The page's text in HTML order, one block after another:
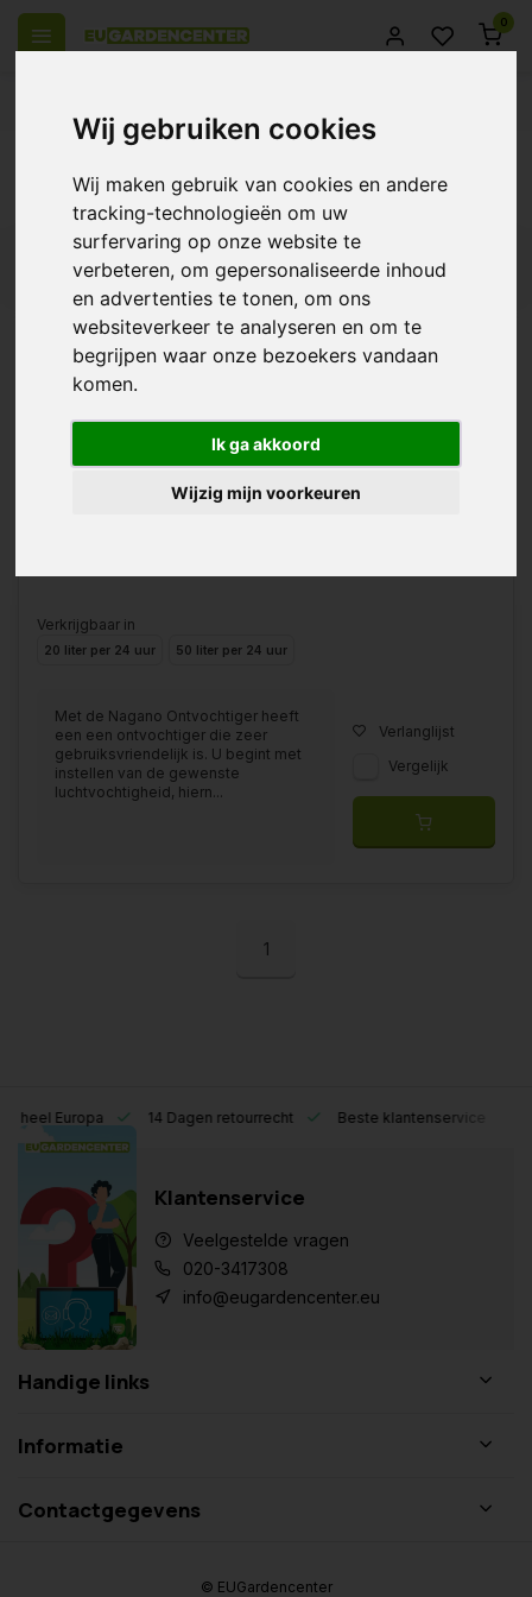
Wij gebruiken cookies
Wij maken gebruik van cookies en andere
tracking-technologieën om uw
surfervaring op onze website te
verbeteren, om gepersonaliseerde inhoud
en advertenties te tonen, om ons
websiteverkeer te analyseren en om te
begrijpen waar onze bezoekers vandaan
komen.
Ik ga akkoord
Wijzig mijn voorkeuren
0
Nagano
€429,95
Verkrijgbaar in
20 liter per 24 uur 50 liter per 24 uur
Met de Nagano Ontvochtiger heeft
een een ontvochtiger die zeer
gebruiksvriendelijk is. U begint met
instellen van de gewenste
luchtvochtigheid, hiern...
Verlanglijst
Vergelijk
1
Europa 14 Dagen retourrecht Beste klantenservice
Klantenservice
Veelgestelde vragen
020-3417308
info@eugardencenter.eu
Handige links
Informatie
Contactgegevens
© EUGardencenter